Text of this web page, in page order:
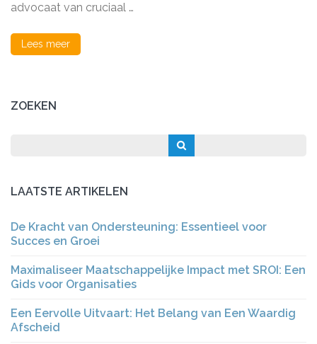
advocaat van cruciaal …
Lees meer
ZOEKEN
LAATSTE ARTIKELEN
De Kracht van Ondersteuning: Essentieel voor
Succes en Groei
Maximaliseer Maatschappelijke Impact met SROI: Een
Gids voor Organisaties
Een Eervolle Uitvaart: Het Belang van Een Waardig
Afscheid